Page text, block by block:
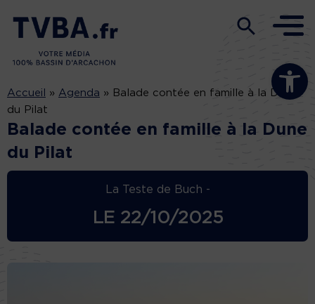
Ouvrir la
Accueil » Agenda » Balade contée en famille à la Dune
du Pilat
Balade contée en famille à la Dune
du Pilat
La Teste de Buch -
LE 22/10/2025